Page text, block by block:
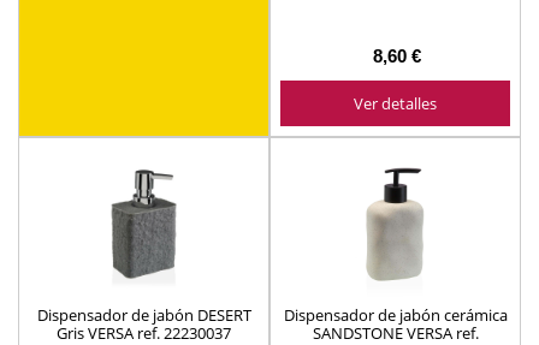
8,60 €
Ver detalles
Dispensador de jabón DESERT
Gris VERSA ref. 22230037
Dispensador de jabón cerámica
SANDSTONE VERSA ref.